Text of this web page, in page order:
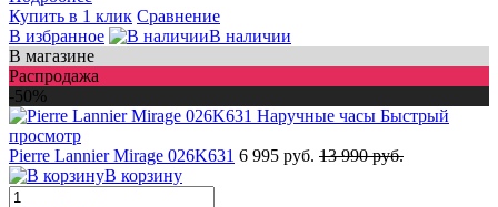
Купить в 1 клик Сравнение
В избранное
В наличии
В магазине
Распродажа
-50%
Быстрый
просмотр
Pierre Lannier Mirage 026K631 6 995 руб. 13 990 руб.
В корзину